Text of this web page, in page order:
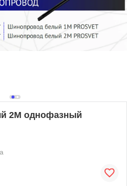
2М однофазный